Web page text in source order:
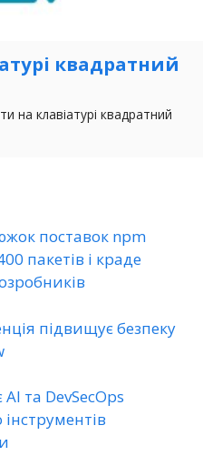
поставок npm
пакетів і краде
підвищує безпеку
та DevSecOps